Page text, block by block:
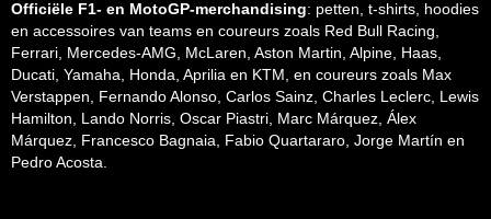
Officiële F1- en MotoGP-merchandising: petten, t-shirts, hoodies
en accessoires van teams en coureurs zoals Red Bull Racing,
Ferrari, Mercedes-AMG, McLaren, Aston Martin, Alpine, Haas,
Ducati, Yamaha, Honda, Aprilia en KTM, en coureurs zoals Max
Verstappen, Fernando Alonso, Carlos Sainz, Charles Leclerc, Lewis
Hamilton, Lando Norris, Oscar Piastri, Marc Márquez, Álex
Márquez, Francesco Bagnaia, Fabio Quartararo, Jorge Martín en
Pedro Acosta.